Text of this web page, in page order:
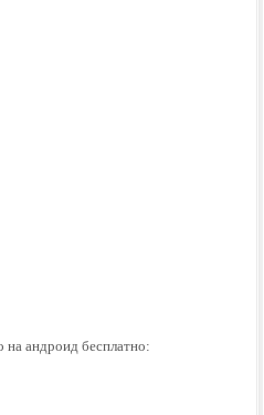
на андроид бесплатно: